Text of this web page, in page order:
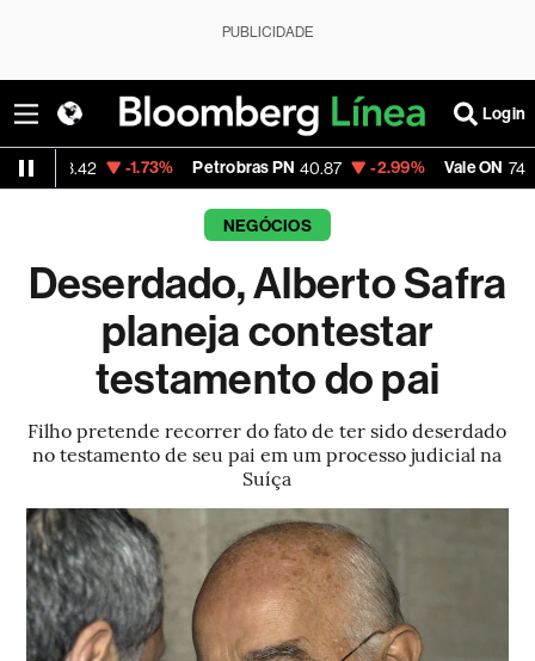
PUBLICIDADE
Login
-1.73% Petrobras PN 40.87 -2.99% Vale ON 74.97 -
NEGÓCIOS
Deserdado, Alberto Safra
planeja contestar
testamento do pai
Filho pretende recorrer do fato de ter sido deserdado
no testamento de seu pai em um processo judicial na
Suíça